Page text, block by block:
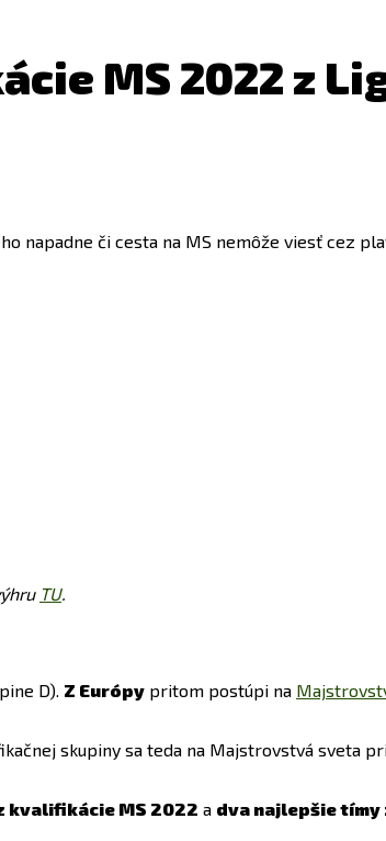
MS 2022 z
napadne či cesta na MS nemôže viesť cez
TU.
D). Z Európy pritom postúpi na
skupiny sa teda na Majstrovstvá sveta
kvalifikácie MS 2022 a dva najlepšie